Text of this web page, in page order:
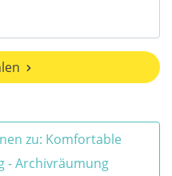
zu: Komfortable
- Archivräumung